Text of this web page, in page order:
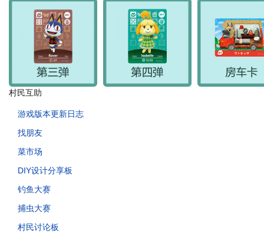
村民互助
游戏版本更新日志
找朋友
菜市场
DIY设计分享板
钓鱼大赛
捕虫大赛
村民讨论板